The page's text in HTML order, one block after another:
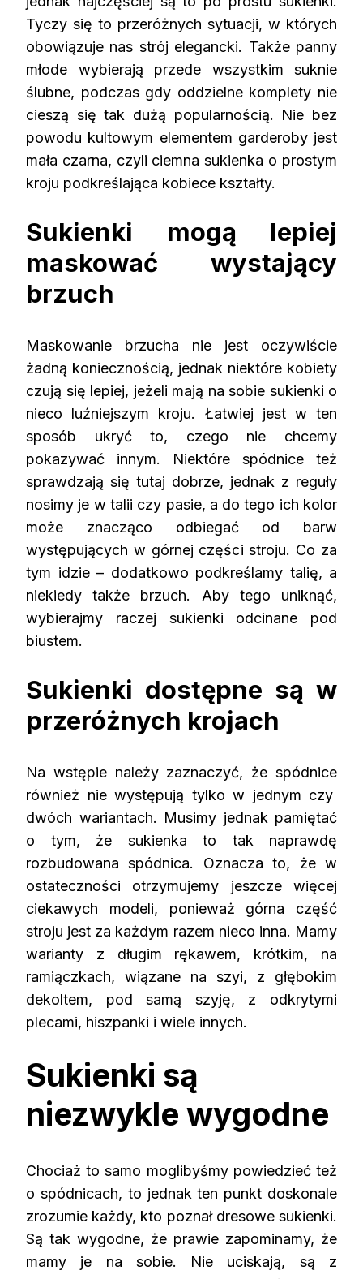
Tyczy się to przeróżnych sytuacji, w których
obowiązuje nas strój elegancki. Także panny
młode wybierają przede wszystkim suknie
ślubne, podczas gdy oddzielne komplety nie
cieszą się tak dużą popularnością. Nie bez
powodu kultowym elementem garderoby jest
mała czarna, czyli ciemna sukienka o prostym
kroju podkreślająca kobiece kształty.
Sukienki mogą lepiej
maskować wystający
brzuch
Maskowanie brzucha nie jest oczywiście
żadną koniecznością, jednak niektóre kobiety
czują się lepiej, jeżeli mają na sobie sukienki o
nieco luźniejszym kroju. Łatwiej jest w ten
sposób ukryć to, czego nie chcemy
pokazywać innym. Niektóre spódnice też
sprawdzają się tutaj dobrze, jednak z reguły
nosimy je w talii czy pasie, a do tego ich kolor
może znacząco odbiegać od barw
występujących w górnej części stroju. Co za
tym idzie – dodatkowo podkreślamy talię, a
niekiedy także brzuch. Aby tego uniknąć,
wybierajmy raczej sukienki odcinane pod
biustem.
Sukienki dostępne są w
przeróżnych krojach
Na wstępie należy zaznaczyć, że spódnice
również nie występują tylko w jednym czy
dwóch wariantach. Musimy jednak pamiętać
o tym, że sukienka to tak naprawdę
rozbudowana spódnica. Oznacza to, że w
ostateczności otrzymujemy jeszcze więcej
ciekawych modeli, ponieważ górna część
stroju jest za każdym razem nieco inna. Mamy
warianty z długim rękawem, krótkim, na
ramiączkach, wiązane na szyi, z głębokim
dekoltem, pod samą szyję, z odkrytymi
plecami, hiszpanki i wiele innych.
Sukienki są
niezwykle wygodne
Chociaż to samo moglibyśmy powiedzieć też
o spódnicach, to jednak ten punkt doskonale
zrozumie każdy, kto poznał dresowe sukienki.
Są tak wygodne, że prawie zapominamy, że
mamy je na sobie. Nie uciskają, są z